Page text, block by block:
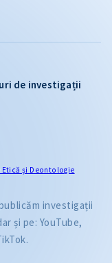
de investigații
și Deontologie
investigații
și pe: YouTube,